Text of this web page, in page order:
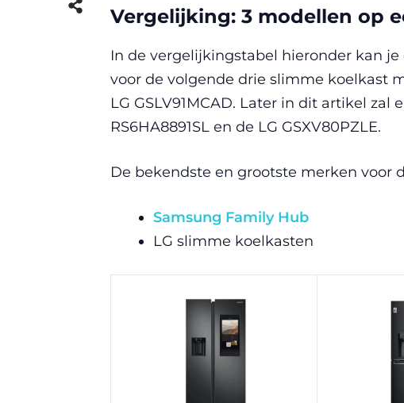
Vergelijking: 3 modellen op
In de vergelijkingstabel hieronder kan
voor de volgende drie slimme koelkast
LG GSLV91MCAD. Later in dit artikel
RS6HA8891SL en de LG GSXV80PZLE.
De bekendste en grootste merken
Samsung Family Hub
LG slimme koelkasten